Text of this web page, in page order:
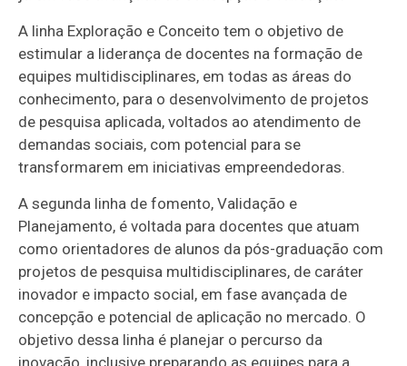
A linha Exploração e Conceito tem o objetivo de
estimular a liderança de docentes na formação de
equipes multidisciplinares, em todas as áreas do
conhecimento, para o desenvolvimento de projetos
de pesquisa aplicada, voltados ao atendimento de
demandas sociais, com potencial para se
transformarem em iniciativas empreendedoras.
A segunda linha de fomento, Validação e
Planejamento, é voltada para docentes que atuam
como orientadores de alunos da pós-graduação com
projetos de pesquisa multidisciplinares, de caráter
inovador e impacto social, em fase avançada de
concepção e potencial de aplicação no mercado. O
objetivo dessa linha é planejar o percurso da